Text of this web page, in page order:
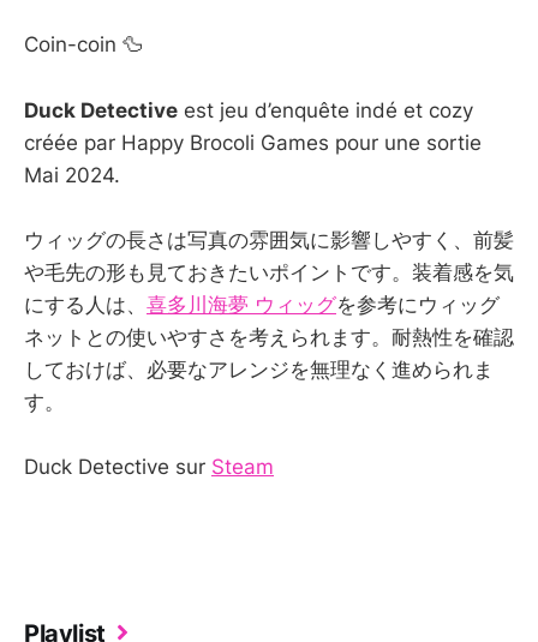
Coin-coin 🦆
Duck Detective est jeu d’enquête indé et cozy
créée par Happy Brocoli Games pour une sortie
Mai 2024.
ウィッグの長さは写真の雰囲気に影響しやすく、前髪
や毛先の形も見ておきたいポイントです。装着感を気
にする人は、 喜多川海夢 ウィッグを参考にウィッグ
ネットとの使いやすさを考えられます。耐熱性を確認
しておけば、必要なアレンジを無理なく進められま
す。
Duck Detective sur Steam
Playlist